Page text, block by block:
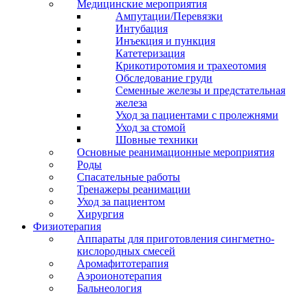
Медицинские мероприятия
Ампутации/Перевязки
Интубация
Инъекция и пункция
Катетеризация
Крикотиротомия и трахеотомия
Обследование груди
Семенные железы и предстательная
железа
Уход за пациентами с пролежнями
Уход за стомой
Шовные техники
Основные реанимационные мероприятия
Роды
Спасательные работы
Тренажеры реанимации
Уход за пациентом
Хирургия
Физиотерапия
Аппараты для приготовления сингметно-
кислородных смесей
Аромафитотерапия
Аэроионотерапия
Бальнеология